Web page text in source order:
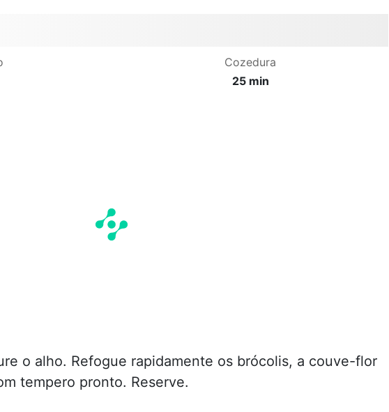
Cozedura
25 min
o alho. Refogue rapidamente os brócolis, a couve-flor
tempero pronto. Reserve.